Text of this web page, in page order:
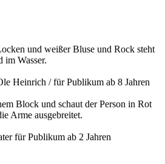
Heinrich / für Publikum ab 8 Jahren
für Publikum ab 2 Jahren